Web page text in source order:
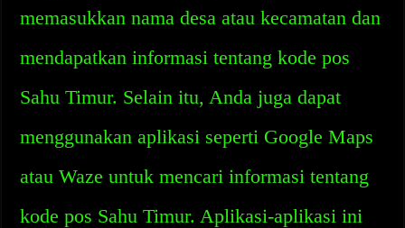
memasukkan nama desa atau kecamatan dan
mendapatkan informasi tentang kode pos
Sahu Timur. Selain itu, Anda juga dapat
menggunakan aplikasi seperti Google Maps
atau Waze untuk mencari informasi tentang
kode pos Sahu Timur. Aplikasi-aplikasi ini